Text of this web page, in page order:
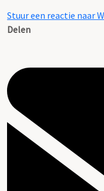
Stuur een reactie naar
Delen